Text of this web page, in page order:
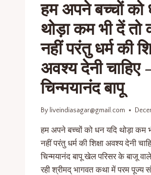
हम अपने बच्चों को
थोड़ा कम भी दें तो
नहीं परंतु धर्म की
अवश्य देनी चाहिए
चिन्मयानंद बापू
By liveindiasagar@gmail.com
हम अपने बच्चों को धन यदि थोड़ा कम
नहीं परंतु धर्म की शिक्षा अवश्य देनी
चिन्मयानंद बापू खेल परिसर के बाजू
रही श्रीमद् भागवत कथा में परम पूज्य